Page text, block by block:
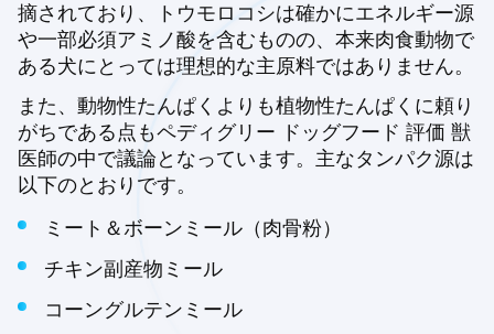
摘されており、トウモロコシは確かにエネルギー源
や一部必須アミノ酸を含むものの、本来肉食動物で
ある犬にとっては理想的な主原料ではありません。
また、動物性たんぱくよりも植物性たんぱくに頼り
がちである点もペディグリー ドッグフード 評価 獣
医師の中で議論となっています。主なタンパク源は
以下のとおりです。
ミート＆ボーンミール（肉骨粉）
チキン副産物ミール
コーングルテンミール